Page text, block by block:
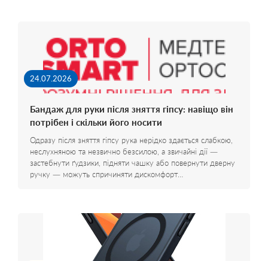
24.07.2026
Бандаж для руки після зняття гіпсу: навіщо він
потрібен і скільки його носити
Одразу після зняття гіпсу рука нерідко здається слабкою,
неслухняною та незвично безсилою, а звичайні дії —
застебнути ґудзики, підняти чашку або повернути дверну
ручку — можуть спричиняти дискомфорт…